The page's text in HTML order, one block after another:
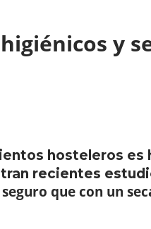
y
hosteleros es
recientes
que con un